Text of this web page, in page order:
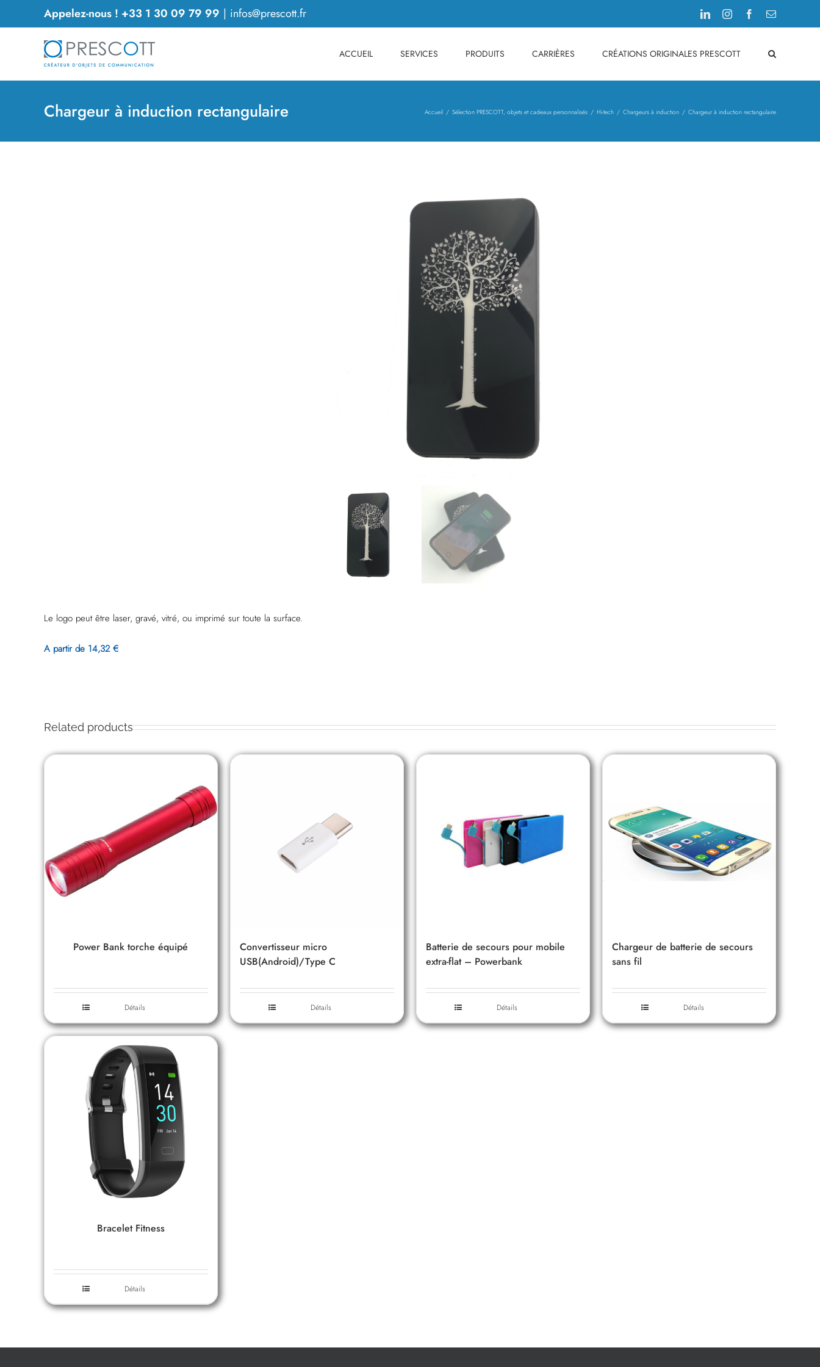
au
Appelez-nous ! +33 1 30 09 79 99 | infos@prescott.fr LinkedInInstagramFacebook
Email
ACCUEIL SERVICES PRODUITS CARRIÈRES CRÉATIONS ORIGINALES PRESCOTT
Chargeur à induction rectangulaire Accueil Sélection PRESCOTT, objets et cadeaux personnalisés Hi-tech Chargeurs à induction Chargeur à induction rectangulaire
Le logo peut être laser, gravé, vitré, ou imprimé sur toute la surface.
A partir de 14,32 €
Related products
Power Bank torche équipé
Détails
Convertisseur micro
USB(Android)/Type C
Détails
Batterie de secours pour mobile
extra-flat – Powerbank
Détails
Chargeur de batterie de secours
sans fil
Détails
Bracelet Fitness
Détails